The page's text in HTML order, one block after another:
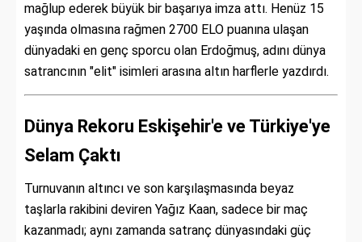
mağlup ederek büyük bir başarıya imza attı. Henüz 15
yaşında olmasına rağmen 2700 ELO puanına ulaşan
dünyadaki en genç sporcu olan Erdoğmuş, adını dünya
satrancının "elit" isimleri arasına altın harflerle yazdırdı.
Dünya Rekoru Eskişehir'e ve Türkiye'ye
Selam Çaktı
Turnuvanın altıncı ve son karşılaşmasında beyaz
taşlarla rakibini deviren Yağız Kaan, sadece bir maç
kazanmadı; aynı zamanda satranç dünyasındaki güç